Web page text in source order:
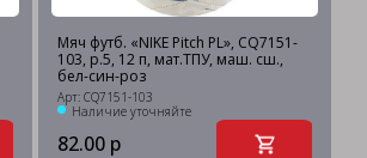
Мяч футб. «NIKE Pitch PL», CQ7151-
103, р.5, 12 п, мат.ТПУ, маш. сш.,
бел-син-роз
Арт: CQ7151-103
Наличие уточняйте
82.00 р